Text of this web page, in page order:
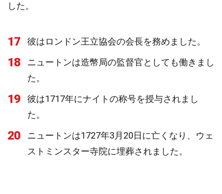
した。
17 彼はロンドン王立協会の会長を務めました。
18
ニュートンは造幣局の監督官としても働きまし
た。
19
彼は1717年にナイトの称号を授与されまし
た。
20
ニュートンは1727年3月20日に亡くなり、ウェ
ストミンスター寺院に埋葬されました。